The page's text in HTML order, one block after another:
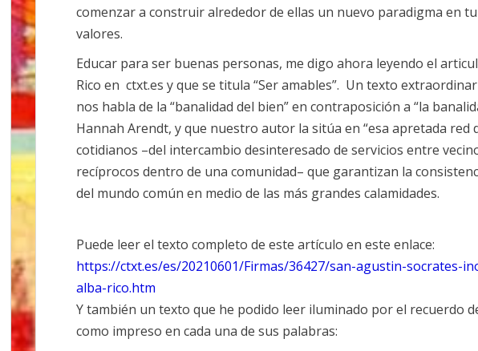
comenzar a construir alrededor de ellas un nuevo paradigma en
valores.
Educar para ser buenas personas, me digo ahora leyendo el
Rico en ctxt.es y que se titula “Ser amables”. Un texto
nos habla de la “banalidad del bien” en contraposición a “la
Hannah Arendt, y que nuestro autor la sitúa en “esa apretada red
cotidianos –del intercambio desinteresado de servicios entre
recíprocos dentro de una comunidad– que garantizan la
del mundo común en medio de las más grandes calamidades.
Puede leer el texto completo de este artículo en este enlace:
https://ctxt.es/es/20210601/Firmas/36427/san-agustin-socrates-
alba-rico.htm
Y también un texto que he podido leer iluminado por el recuerdo
como impreso en cada una de sus palabras: